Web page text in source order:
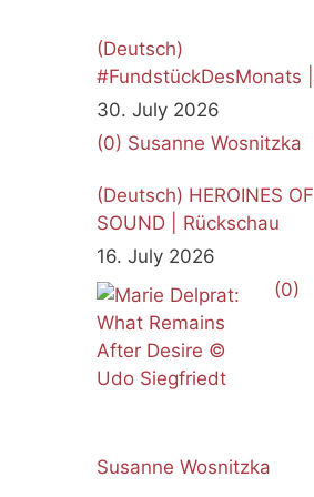
(Deutsch)
#FundstückDesMonats |
Juli 2026
30. July 2026
(0) Susanne Wosnitzka
(Deutsch) HEROINES OF
SOUND | Rückschau
16. July 2026
(0)
Susanne Wosnitzka